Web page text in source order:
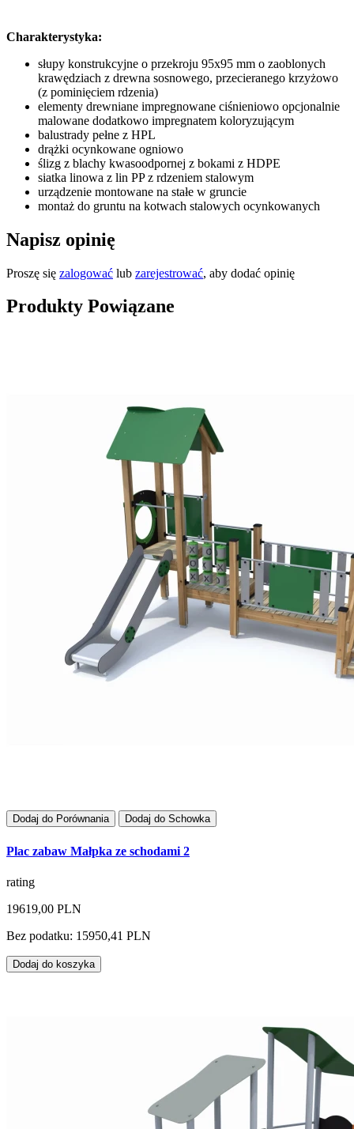
Charakterystyka:
słupy konstrukcyjne o przekroju 95x95 mm o zaoblonych
krawędziach z drewna sosnowego, przecieranego krzyżowo
(z pominięciem rdzenia)
elementy drewniane impregnowane ciśnieniowo opcjonalnie
malowane dodatkowo impregnatem koloryzującym
balustrady pełne z HPL
drążki ocynkowane ogniowo
ślizg z blachy kwasoodpornej z bokami z HDPE
siatka linowa z lin PP z rdzeniem stalowym
urządzenie montowane na stałe w gruncie
montaż do gruntu na kotwach stalowych ocynkowanych
Napisz opinię
Proszę się zalogować lub zarejestrować, aby dodać opinię
Produkty Powiązane
Dodaj do Porównania Dodaj do Schowka
Plac zabaw Małpka ze schodami 2
rating
19619,00 PLN
Bez podatku: 15950,41 PLN
Dodaj do koszyka